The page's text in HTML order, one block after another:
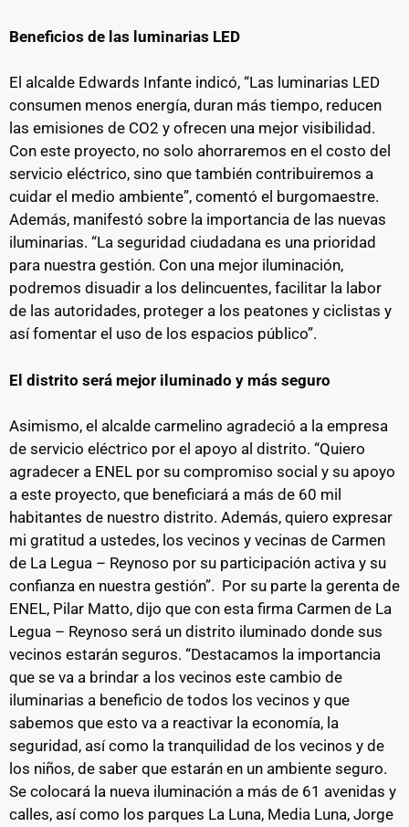
Beneficios de las luminarias LED
El alcalde Edwards Infante indicó, “Las luminarias LED
consumen menos energía, duran más tiempo, reducen
las emisiones de CO2 y ofrecen una mejor visibilidad.
Con este proyecto, no solo ahorraremos en el costo del
servicio eléctrico, sino que también contribuiremos a
cuidar el medio ambiente”, comentó el burgomaestre.
Además, manifestó sobre la importancia de las nuevas
iluminarias. “La seguridad ciudadana es una prioridad
para nuestra gestión. Con una mejor iluminación,
podremos disuadir a los delincuentes, facilitar la labor
de las autoridades, proteger a los peatones y ciclistas y
así fomentar el uso de los espacios público”.
El distrito será mejor iluminado y más seguro
Asimismo, el alcalde carmelino agradeció a la empresa
de servicio eléctrico por el apoyo al distrito. “Quiero
agradecer a ENEL por su compromiso social y su apoyo
a este proyecto, que beneficiará a más de 60 mil
habitantes de nuestro distrito. Además, quiero expresar
mi gratitud a ustedes, los vecinos y vecinas de Carmen
de La Legua – Reynoso por su participación activa y su
confianza en nuestra gestión”. Por su parte la gerenta de
ENEL, Pilar Matto, dijo que con esta firma Carmen de La
Legua – Reynoso será un distrito iluminado donde sus
vecinos estarán seguros. “Destacamos la importancia
que se va a brindar a los vecinos este cambio de
iluminarias a beneficio de todos los vecinos y que
sabemos que esto va a reactivar la economía, la
seguridad, así como la tranquilidad de los vecinos y de
los niños, de saber que estarán en un ambiente seguro.
Se colocará la nueva iluminación a más de 61 avenidas y
calles, así como los parques La Luna, Media Luna, Jorge